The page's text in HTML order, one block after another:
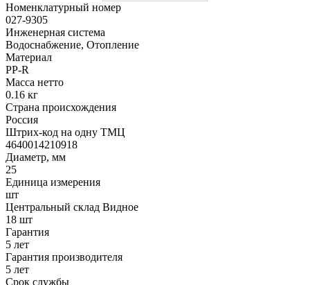
Номенклатурный номер
027-9305
Инженерная система
Водоснабжение, Отопление
Материал
PP-R
Масса нетто
0.16 кг
Страна происхождения
Россия
Штрих-код на одну ТМЦ
4640014210918
Диаметр, мм
25
Единица измерения
шт
Центральный склад Видное
18 шт
Гарантия
5 лет
Гарантия производителя
5 лет
Срок службы